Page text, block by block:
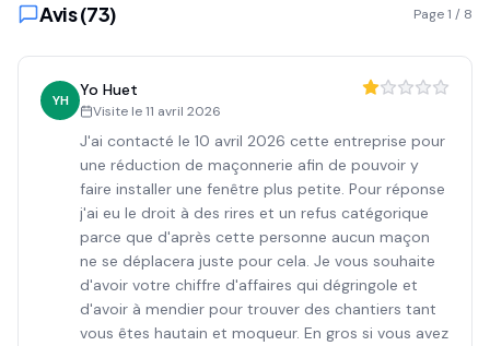
Avis (73) Page1 / 8
YH
Yo Huet
Visite le11 avril 2026
J'ai contacté le 10 avril 2026 cette entreprise pour
une réduction de maçonnerie afin de pouvoir y
faire installer une fenêtre plus petite. Pour réponse
j'ai eu le droit à des rires et un refus catégorique
parce que d'après cette personne aucun maçon
ne se déplacera juste pour cela. Je vous souhaite
d'avoir votre chiffre d'affaires qui dégringole et
d'avoir à mendier pour trouver des chantiers tant
vous êtes hautain et moqueur. En gros si vous avez